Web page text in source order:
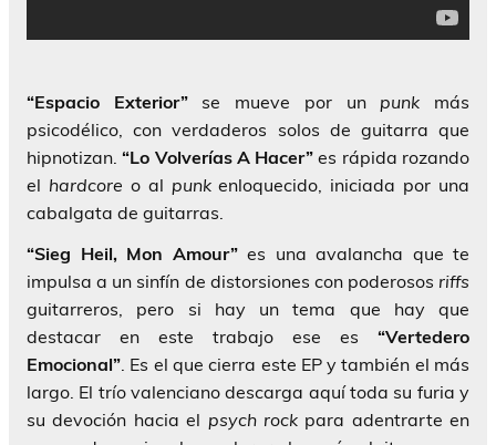
“Espacio Exterior”se mueve por un punk más
psicodélico, con verdaderos solos de guitarra que
hipnotizan.“Lo Volverías A Hacer” es rápida rozando
el hardcore o al punkenloquecido, iniciada por una
cabalgata de guitarras.
“Sieg Heil, Mon Amour”es una avalancha que te
impulsa a un sinfín de distorsiones con poderosos riffs
guitarreros, pero si hay un tema que hay que
destacar en este trabajo ese es “Vertedero
Emocional”. Es el que cierra este EP y también el más
largo. El trío valenciano descarga aquí toda su furia y
su devoción hacia el psych rockpara adentrarte en